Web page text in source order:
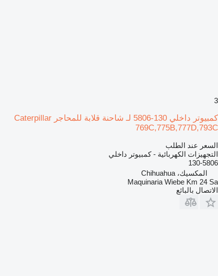
3
كمبيوتر داخلي 130-5806 لـ شاحنة قلابة للمحاجر Caterpillar
769C,775B,777D,793C
السعر عند الطلب
التجهيزات الكهربائية - كمبيوتر داخلي
130-5806
المكسيك، Chihuahua
Maquinaria Wiebe Km 24 Sa
الاتصال بالبائع